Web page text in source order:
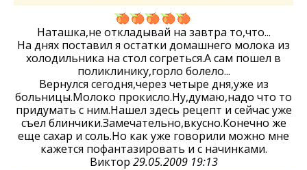
Наташка,не откладывай на завтра то,что...
На днях поставил я остатки домашнего молока из
холодильника на стол согреться.А сам пошел в
поликлинику,горло болело...
Вернулся сегодня,через четыре дня,уже из
больницы.Молоко прокисло.Ну,думаю,надо что то
придумать с ним.Нашел здесь рецепт и сейчас уже
съел блинчики.Замечательно,вкусно.Конечно же
еще сахар и соль.Но как уже говорили можно мне
кажется пофантазировать и с начинками.
Виктор 29.05.2009 19:13